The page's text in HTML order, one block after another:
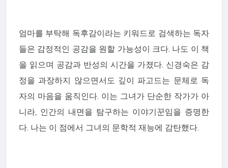
엄마를 부탁해 독후감이라는 키워드로 검색하는 독자
들은 감정적인 공감을 원할 가능성이 크다. 나도 이 책
을 읽으며 공감과 반성의 시간을 가졌다. 신경숙은 감
정을 과장하지 않으면서도 깊이 파고드는 문체로 독
자의 마음을 움직인다. 이는 그녀가 단순한 작가가 아
니라, 인간의 내면을 탐구하는 이야기꾼임을 증명한
다. 나는 이 점에서 그녀의 문학적 재능에 감탄했다.